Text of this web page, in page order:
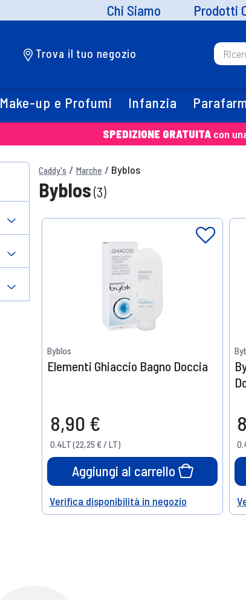
Chi Siamo Prodotti
Trova il tuo negozio
Make-up e Profumi Infanzia
SPEDIZIONE GRATUITA con
Caddy's Marche Byblos
Byblos(3)
Byblos
Elementi Ghiaccio Bagno Doccia
8,90 €
0.4LT (22,25 € / LT)
Aggiungi al carrello
Help
Verifica disponibilità in negozio